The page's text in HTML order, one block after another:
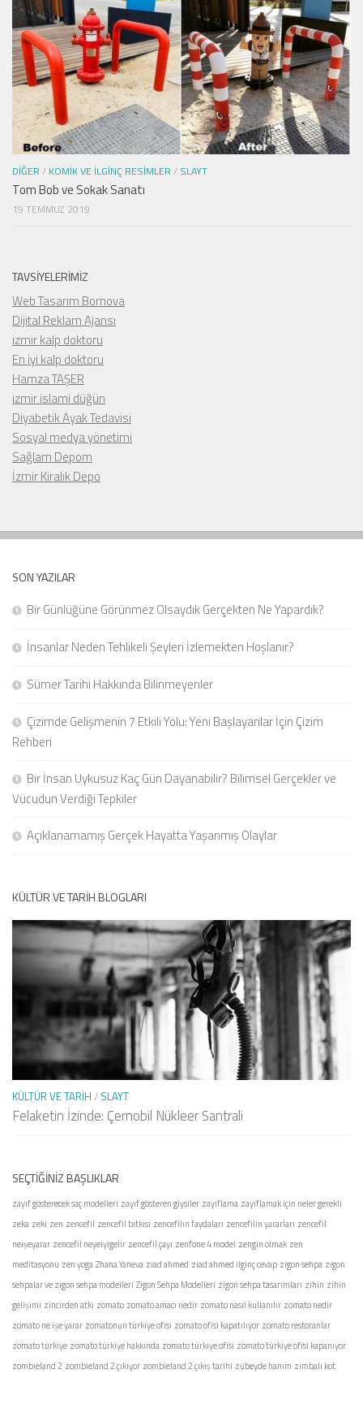
DIĞER / KOMIK VE İLGINÇ RESIMLER / SLAYT
Tom Bob ve Sokak Sanatı
19 TEMMUZ 2019
TAVSIYELERIMIZ
Web Tasarım Bornova
Dijital Reklam Ajansı
izmir kalp doktoru
En iyi kalp doktoru
Hamza TAŞER
izmir islami düğün
Diyabetik Ayak Tedavisi
Sosyal medya yönetimi
Sağlam Depom
İzmir Kiralık Depo
SON YAZILAR
Bir Günlüğüne Görünmez Olsaydık Gerçekten Ne Yapardık?
İnsanlar Neden Tehlikeli Şeyleri İzlemekten Hoşlanır?
Sümer Tarihi Hakkında Bilinmeyenler
Çizimde Gelişmenin 7 Etkili Yolu: Yeni Başlayanlar İçin Çizim
Rehberi
Bir İnsan Uykusuz Kaç Gün Dayanabilir? Bilimsel Gerçekler ve
Vücudun Verdiği Tepkiler
Açıklanamamış Gerçek Hayatta Yaşanmış Olaylar
KÜLTÜR VE TARIH BLOGLARI
KÜLTÜR VE TARIH / SLAYT
Felaketin İzinde: Çernobil Nükleer Santrali
SEÇTIĞINIZ BAŞLIKLAR
zayıf gösterecek saç modelleri zayıf gösteren giysiler zayıflama zayıflamak için neler gerekli
zeka zeki zen zencefil zencefil bitkisi zencefilin faydaları zencefilin yararları zencefil
neişeyarar zencefil neyeiyigelir zencefil çayı zenfone 4 model zengin olmak zen
meditasyonu zen yogaZhana Yaneva ziad ahmed ziad ahmed ilginç cevap zigon sehpa zigon
sehpalar ve zigon sehpa modelleri Zigon Sehpa Modelleri zigon sehpa tasarımları zihin zihin
gelişimi zincirden atkı zomato zomato amacı nedir zomato nasıl kullanılır zomato nedir
zomato ne işe yarar zomatonun türkiye ofisi zomato ofisi kapatılıyor zomato restoranlar
zomato türkiye zomato türkiye hakkında zomato türkiye ofisi zomato türkiye ofisi kapanıyor
zombieland 2 zombieland 2 çıkıyor zombieland 2 çıkış tarihi zübeyde hanım zımbalı kot